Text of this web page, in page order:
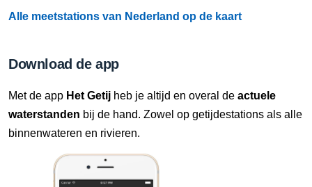
Verschil t.o.v. NAP: 640 cm
6 Aug, 22:10 uur
Verschil t.o.v. NAP: 640 cm
Verschil t.o.v. NAP: 640 cm
Alle meetstations van Nederland op de kaart
Download de app
Met de app Het Getij heb je altijd en overal de actuele
waterstanden bij de hand. Zowel op getijdestations als alle
binnenwateren en rivieren.